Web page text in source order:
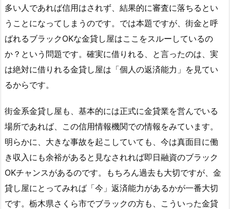
多い人であれば信用はされず、結果的に審査に落ちるとい
うことになってしまうのです。では本題ですが、街金と呼
ばれるブラックOKな金貸し屋はここをスルーしているの
か？という問題です。確実に借りれる、と言ったのは、実
は絶対に借りれる金貸し屋は「個人の返済能力」を見てい
るからです。
街金系金貸し屋も、基本的には正式に金貸業を営んでいる
場所であれば、この信用情報機関での情報をみています。
明らかに、大きな事故を起こしていても、今は真面目に働
き収入にも余裕があると見なされれば即日融資のブラック
OKチャンスがあるのです。もちろん過去も大切ですが、金
貸し屋にとってみれば「今」返済能力があるかが一番大切
です。栃木県さくら市でブラックの方も、こういった金貸